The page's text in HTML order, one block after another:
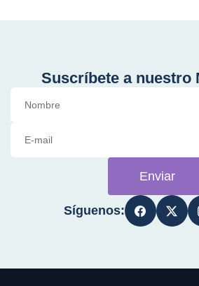
Suscríbete a nuestro
Enviar
Síguenos: